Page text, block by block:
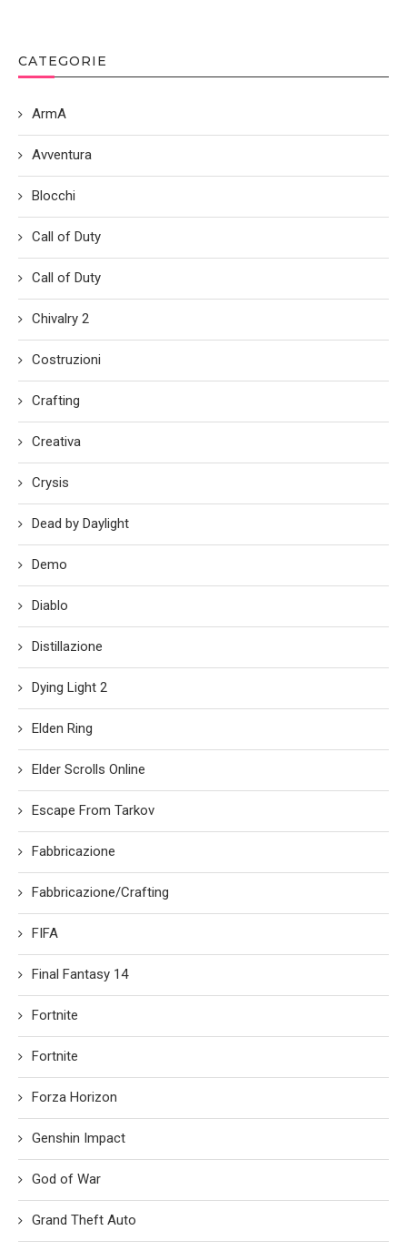
CATEGORIE
ArmA
Avventura
Blocchi
Call of Duty
Call of Duty
Chivalry 2
Costruzioni
Crafting
Creativa
Crysis
Dead by Daylight
Demo
Diablo
Distillazione
Dying Light 2
Elden Ring
Elder Scrolls Online
Escape From Tarkov
Fabbricazione
Fabbricazione/Crafting
FIFA
Final Fantasy 14
Fortnite
Fortnite
Forza Horizon
Genshin Impact
God of War
Grand Theft Auto